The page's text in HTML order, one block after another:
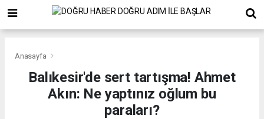
Anasayfa
Balıkesir'de sert tartışma! Ahmet
Akın: Ne yaptınız oğlum bu
paraları?